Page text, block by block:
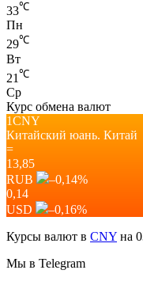
33℃
Пн
29℃
Вт
21 ℃
Ср
Курс обмена валют
1CNY
Китайский юань. Китай
=
13,85
RUB
–0,14%
0,14
USD
–0,16%
Курсы валют в CNY на
Мы в Telegram